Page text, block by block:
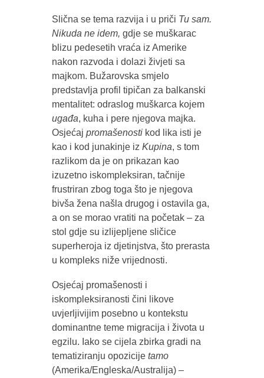
Slična se tema razvija i u priči Tu sam.
Nikuda ne idem, gdje se muškarac
blizu pedesetih vraća iz Amerike
nakon razvoda i dolazi živjeti sa
majkom. Bužarovska smjelo
predstavlja profil tipičan za balkanski
mentalitet: odraslog muškarca kojem
ugađa, kuha i pere njegova majka.
Osjećaj promašenosti kod lika isti je
kao i kod junakinje iz Kupina, s tom
razlikom da je on prikazan kao
izuzetno iskompleksiran, tačnije
frustriran zbog toga što je njegova
bivša žena našla drugog i ostavila ga,
a on se morao vratiti na početak – za
stol gdje su izlijepljene sličice
superheroja iz djetinjstva, što prerasta
u kompleks niže vrijednosti.
Osjećaj promašenosti i
iskompleksiranosti čini likove
uvjerljivijim posebno u kontekstu
dominantne teme migracija i života u
egzilu. Iako se cijela zbirka gradi na
tematiziranju opozicije tamo
(Amerika/Engleska/Australija) –